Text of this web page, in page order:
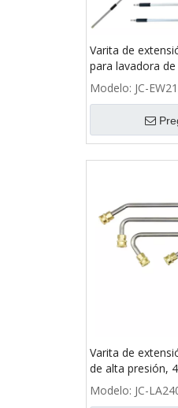
Varita de
para lavadora
4000PSI, 9 PIES
Modelo: JC-
Varita de
de alta presión,
varilla curvada de
conexión rápida
Modelo: JC-